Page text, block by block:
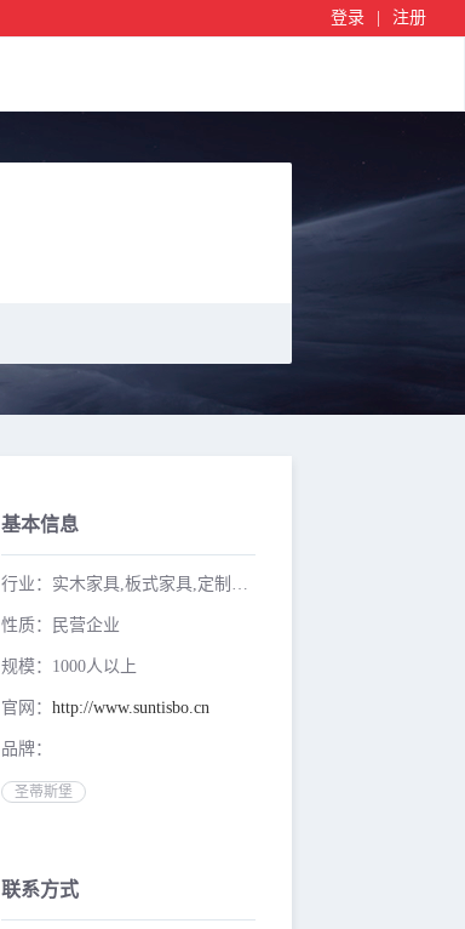
登录 注册
基本信息
行业：实木家具,板式家具,定制家具
性质：民营企业
规模：1000人以上
官网： http://www.suntisbo.cn
品牌：
圣蒂斯堡
联系方式